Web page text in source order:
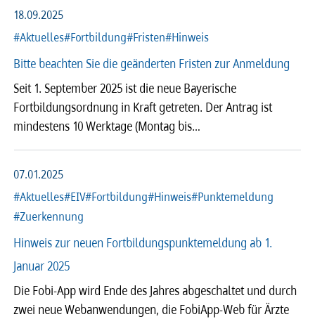
18.09.2025
#Aktuelles#Fortbildung#Fristen#Hinweis
Bitte beachten Sie die geänderten Fristen zur Anmeldung
Seit 1. September 2025 ist die neue Bayerische
Fortbildungsordnung in Kraft getreten. Der Antrag ist
mindestens 10 Werktage (Montag bis…
07.01.2025
#Aktuelles#EIV#Fortbildung#Hinweis#Punktemeldung
#Zuerkennung
Hinweis zur neuen Fortbildungspunktemeldung ab 1.
Januar 2025
Die Fobi-App wird Ende des Jahres abgeschaltet und durch
zwei neue Webanwendungen, die FobiApp-Web für Ärzte